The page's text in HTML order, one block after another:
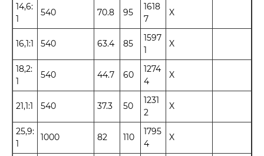
14,6:
1
540 70.8 95
1618
7
X
16,1:1 540 63.4 85
1597
1
X
18,2:
1
540 44.7 60
1274
4
X
21,1:1 540 37.3 50
1231
2
X
25,9:
1
1000 82 110
1795
4
X